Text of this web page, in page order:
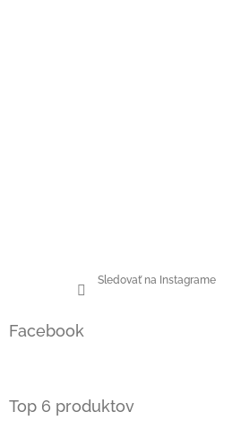
Sledovať na Instagrame
Facebook
Top 6 produktov